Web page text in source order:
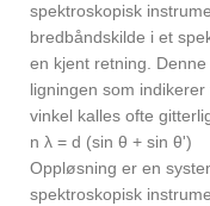
spektroskopisk
bredbåndskilde i et
en kjent retning.
ligningen som
vinkel kalles ofte
n λ = d (sin θ + sin θ')
Oppløsning er en
spektroskopisk